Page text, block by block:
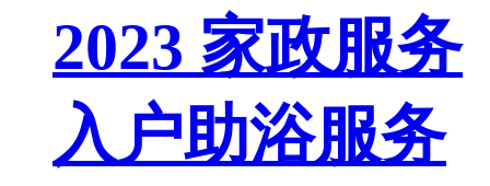
2023 家政服务
入户助浴服务